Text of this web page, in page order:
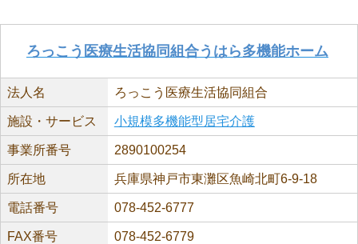
ろっこう医療生活協同組合うはら多機能ホーム
法人名 ろっこう医療生活協同組合
施設・サービス 小規模多機能型居宅介護
事業所番号 2890100254
所在地 兵庫県神戸市東灘区魚崎北町6-9-18
電話番号 078-452-6777
FAX番号 078-452-6779